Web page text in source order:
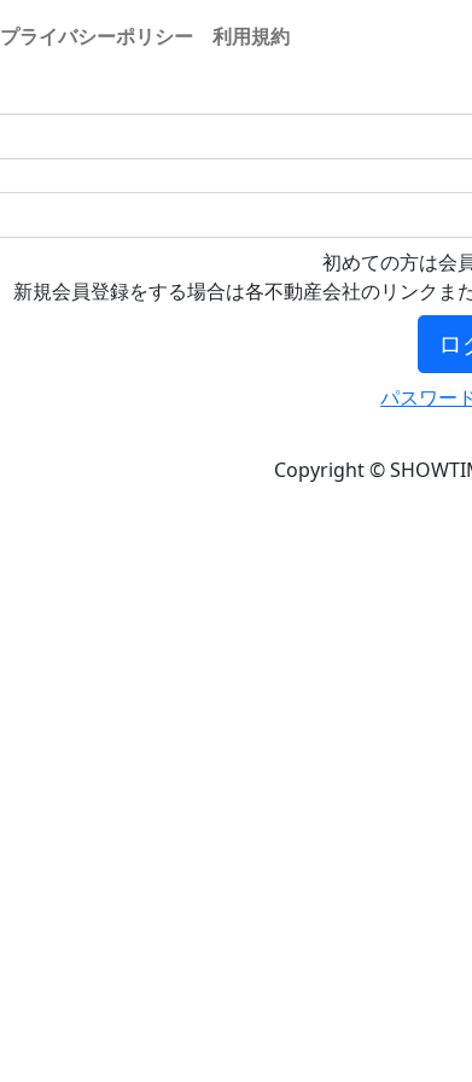
プライバシーポリシー 利用規約
初めての方は会
新規会員登録をする場合は各不動産会社のリンクま
ロ
パスワー
Copyright ©